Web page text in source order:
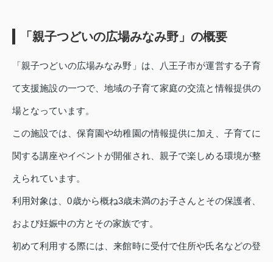
「親子つどいの広場みなみ野」の概要
「親子つどいの広場みなみ野」は、八王子市が運営する子育
て支援施設の一つで、地域の子育て家庭の交流と情報提供の
場となっています。
この施設では、保育園や幼稚園の情報提供に加え、子育てに
関する講座やイベントが開催され、親子で楽しめる環境が整
えられています。
利用対象は、0歳から概ね3歳未満のお子さんとその保護者、
および妊娠中の方とその家族です。
初めて利用する際には、来館時に受付で住所や氏名などの登